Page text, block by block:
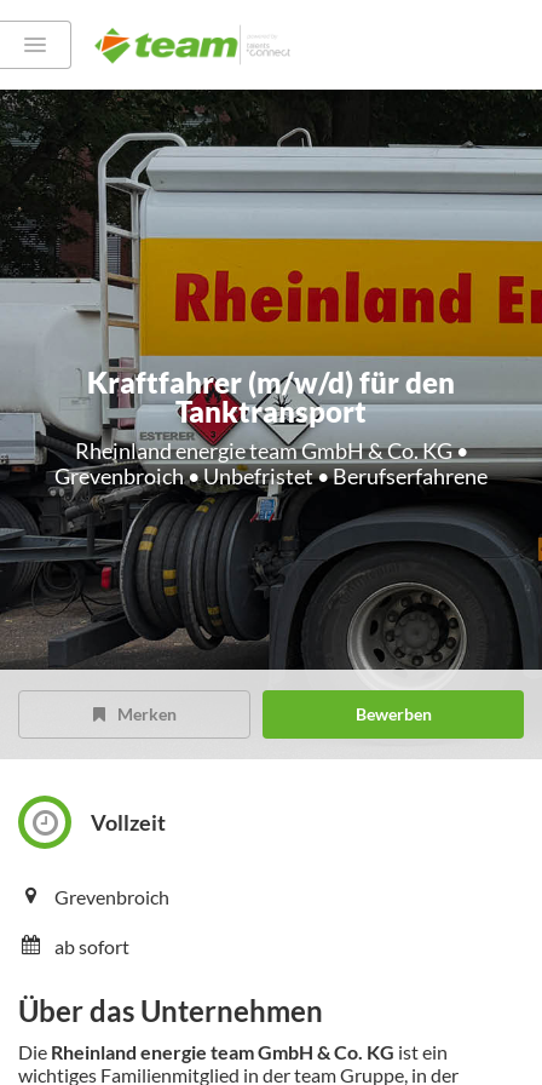
Kraftfahrer (m/w/d) für den
Tanktransport
Rheinland energie team GmbH & Co. KG •
Grevenbroich • Unbefristet • Berufserfahrene
Merken Bewerben
Vollzeit
Grevenbroich
ab sofort
Über das Unternehmen
Die Rheinland energie team GmbH & Co. KG ist ein
wichtiges Familienmitglied in der team Gruppe, in der